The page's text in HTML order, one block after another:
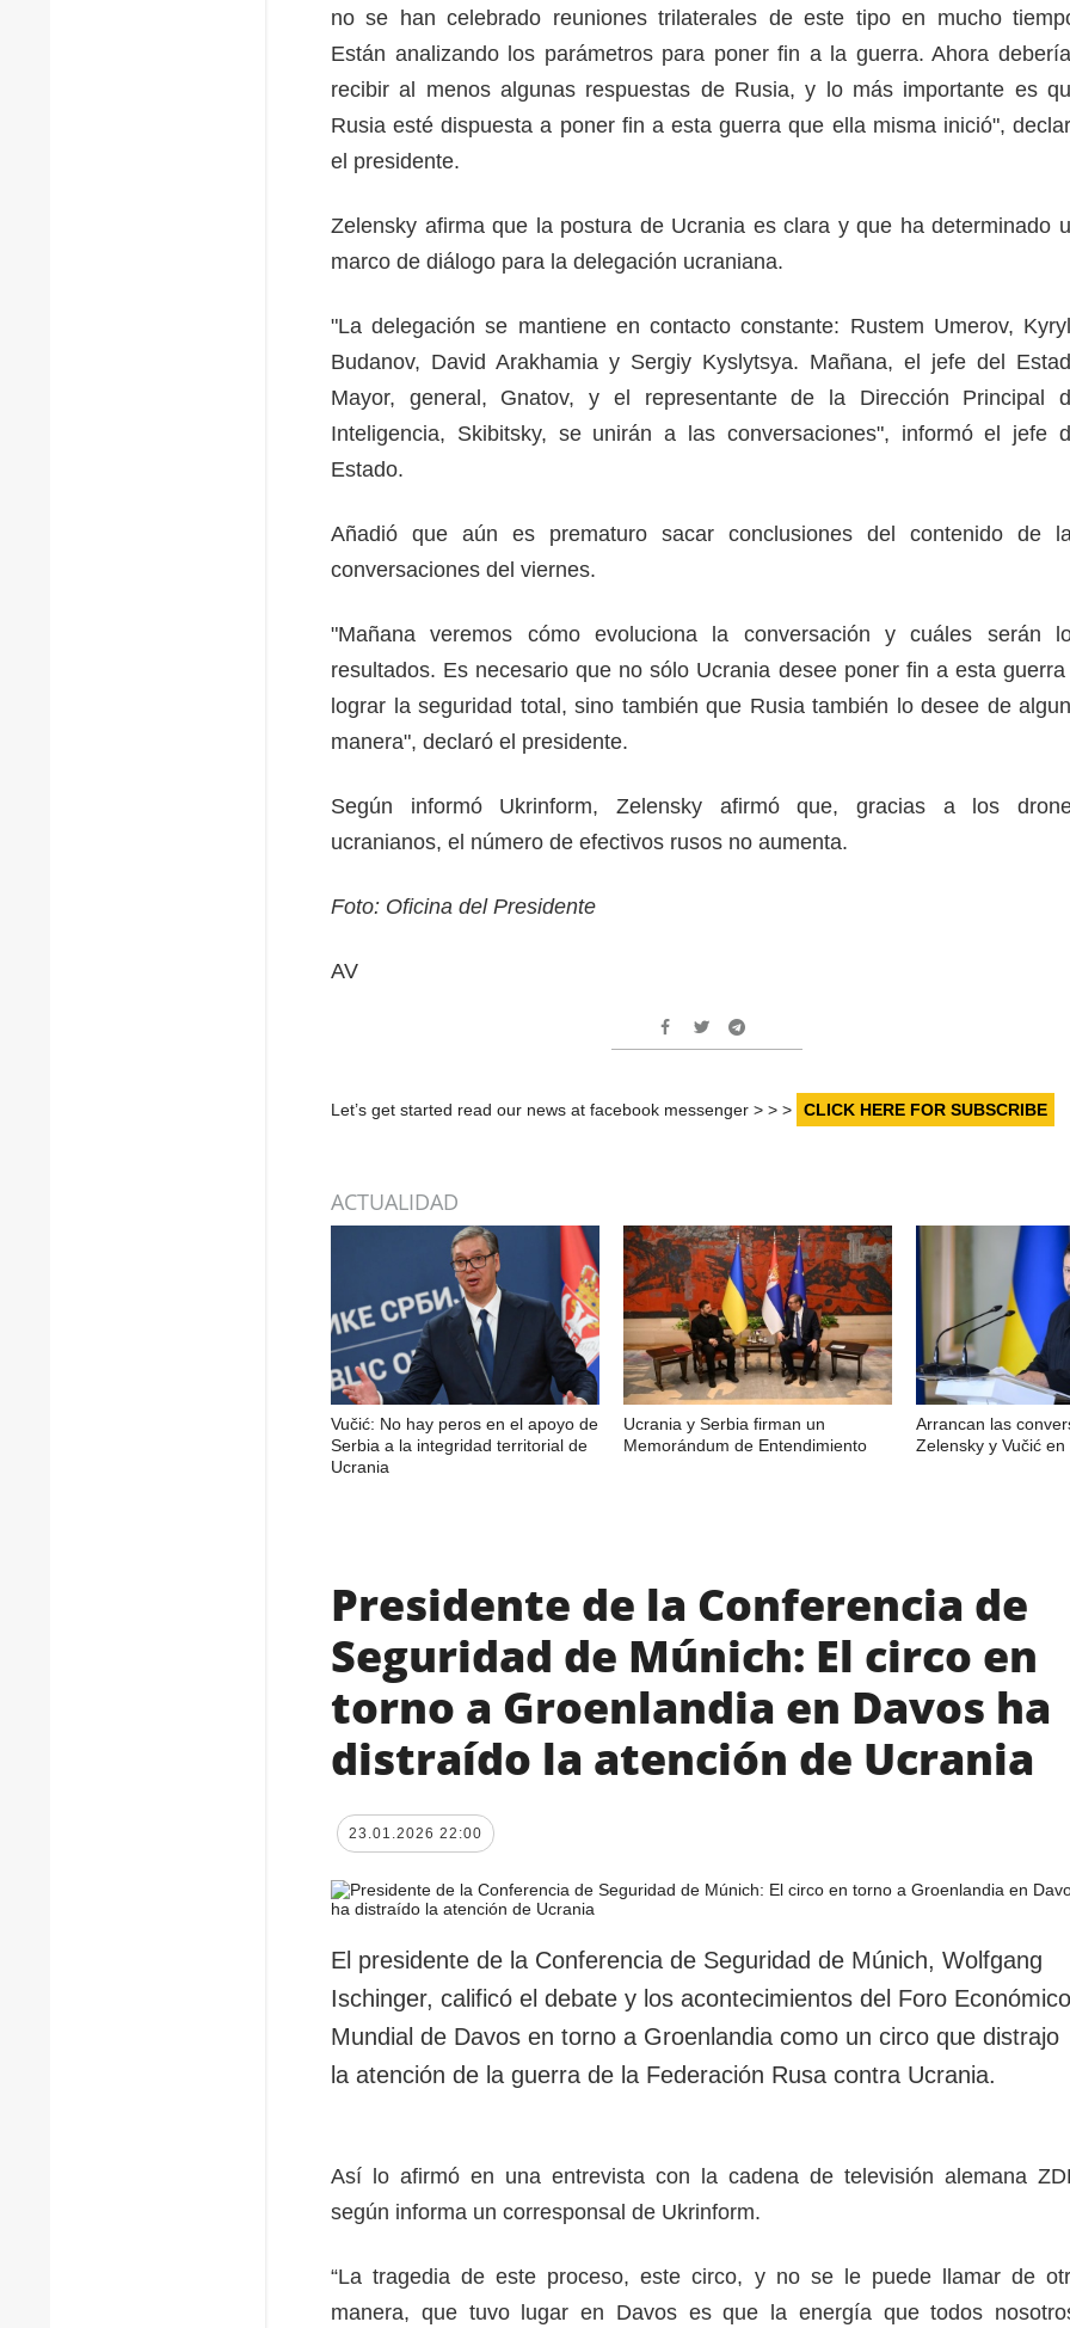
no se han celebrado reuniones trilaterales de este tipo en mucho
Están analizando los parámetros para poner fin a la guerra. Ahora
recibir al menos algunas respuestas de Rusia, y lo más importante es
Rusia esté dispuesta a poner fin a esta guerra que ella misma inició",
el presidente.
Zelensky afirma que la postura de Ucrania es clara y que ha determinado
marco de diálogo para la delegación ucraniana.
"La delegación se mantiene en contacto constante: Rustem Umerov,
Budanov, David Arakhamia y Sergiy Kyslytsya. Mañana, el jefe del
Mayor, general, Gnatov, y el representante de la Dirección Principal
Inteligencia, Skibitsky, se unirán a las conversaciones", informó el jefe
Estado.
Añadió que aún es prematuro sacar conclusiones del contenido de
conversaciones del viernes.
"Mañana veremos cómo evoluciona la conversación y cuáles serán
resultados. Es necesario que no sólo Ucrania desee poner fin a esta
lograr la seguridad total, sino también que Rusia también lo desee de
manera", declaró el presidente.
Según informó Ukrinform, Zelensky afirmó que, gracias a los
ucranianos, el número de efectivos rusos no aumenta.
Foto: Oficina del Presidente
AV
Let’s get started read our news at facebook messenger > > > CLICK HERE FOR SUBSCRIBE
ACTUALIDAD
Vučić: No hay peros en el apoyo de
Serbia a la integridad territorial de
Ucrania
Ucrania y Serbia firman un
Memorándum de Entendimiento
Arrancan las
Zelensky y Vučić
Presidente de la Conferencia de
Seguridad de Múnich: El circo en
torno a Groenlandia en Davos ha
distraído la atención de Ucrania
23.01.2026 22:00
El presidente de la Conferencia de Seguridad de Múnich, Wolfgang
Ischinger, calificó el debate y los acontecimientos del Foro Económico
Mundial de Davos en torno a Groenlandia como un circo que distrajo
la atención de la guerra de la Federación Rusa contra Ucrania.
Así lo afirmó en una entrevista con la cadena de televisión alemana
según informa un corresponsal de Ukrinform.
“La tragedia de este proceso, este circo, y no se le puede llamar de
manera, que tuvo lugar en Davos es que la energía que todos